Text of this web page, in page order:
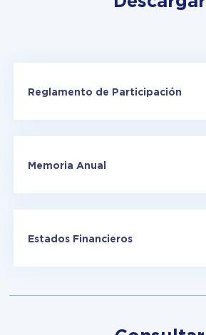
Reglamento de Participación
Memoria Anual
Estados Financieros